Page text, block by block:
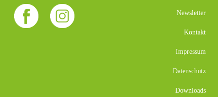
Newsletter
Kontakt
Impressum
Datenschutz
Downloads